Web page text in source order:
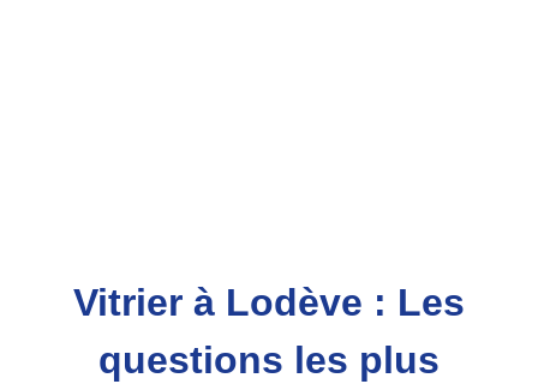
Vitrier à Lodève : Les
questions les plus